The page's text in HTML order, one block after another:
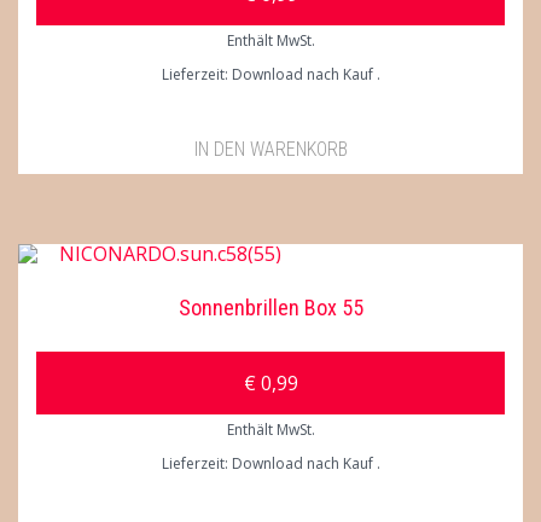
Enthält MwSt.
Lieferzeit: Download nach Kauf
IN DEN WARENKORB
Sonnenbrillen Box 55
€0,99
Enthält MwSt.
Lieferzeit: Download nach Kauf